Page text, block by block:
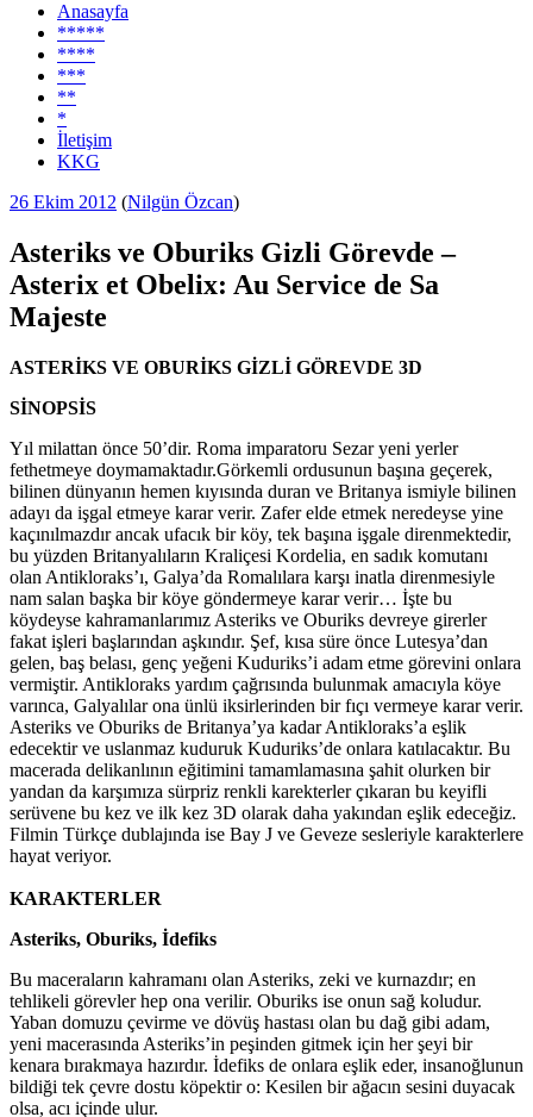
Anasayfa
*****
****
***
**
*
İletişim
KKG
Yayım
26 Ekim 2012 (Nilgün Özcan)
Asteriks ve Oburiks Gizli Görevde –
Asterix et Obelix: Au Service de Sa
Majeste
ASTERİKS VE OBURİKS GİZLİ GÖREVDE 3D
SİNOPSİS
Yıl milattan önce 50’dir. Roma imparatoru Sezar yeni yerler
fethetmeye doymamaktadır.Görkemli ordusunun başına geçerek,
bilinen dünyanın hemen kıyısında duran ve Britanya ismiyle bilinen
adayı da işgal etmeye karar verir. Zafer elde etmek neredeyse yine
kaçınılmazdır ancak ufacık bir köy, tek başına işgale direnmektedir,
bu yüzden Britanyalıların Kraliçesi Kordelia, en sadık komutanı
olan Antikloraks’ı, Galya’da Romalılara karşı inatla direnmesiyle
nam salan başka bir köye göndermeye karar verir… İşte bu
köydeyse kahramanlarımız Asteriks ve Oburiks devreye girerler
fakat işleri başlarından aşkındır. Şef, kısa süre önce Lutesya’dan
gelen, baş belası, genç yeğeni Kuduriks’i adam etme görevini onlara
vermiştir. Antikloraks yardım çağrısında bulunmak amacıyla köye
varınca, Galyalılar ona ünlü iksirlerinden bir fıçı vermeye karar verir.
Asteriks ve Oburiks de Britanya’ya kadar Antikloraks’a eşlik
edecektir ve uslanmaz kuduruk Kuduriks’de onlara katılacaktır. Bu
macerada delikanlının eğitimini tamamlamasına şahit olurken bir
yandan da karşımıza sürpriz renkli karekterler çıkaran bu keyifli
serüvene bu kez ve ilk kez 3D olarak daha yakından eşlik edeceğiz.
Filmin Türkçe dublajında ise Bay J ve Geveze sesleriyle karakterlere
hayat veriyor.
KARAKTERLER
Asteriks, Oburiks, İdefiks
Bu maceraların kahramanı olan Asteriks, zeki ve kurnazdır; en
tehlikeli görevler hep ona verilir. Oburiks ise onun sağ koludur.
Yaban domuzu çevirme ve dövüş hastası olan bu dağ gibi adam,
yeni macerasında Asteriks’in peşinden gitmek için her şeyi bir
kenara bırakmaya hazırdır. İdefiks de onlara eşlik eder, insanoğlunun
bildiği tek çevre dostu köpektir o: Kesilen bir ağacın sesini duyacak
olsa, acı içinde ulur.